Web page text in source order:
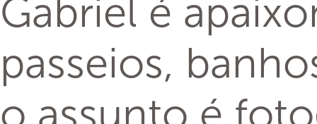
Gabriel é
passeios,